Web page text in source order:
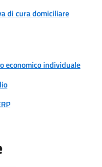
di cura domiciliare
economico individuale